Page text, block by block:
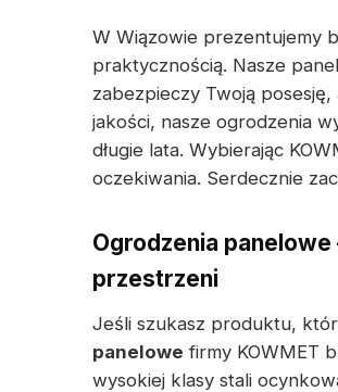
W Wiązowie prezentujemy
praktycznością. Nasze
zabezpieczy Twoją
jakości, nasze ogrodzenia
długie lata. Wybierając
oczekiwania. Serdecznie
Ogrodzenia
przestrzeni
Jeśli szukasz produktu,
panelowe firmy KOWMET
wysokiej klasy stali